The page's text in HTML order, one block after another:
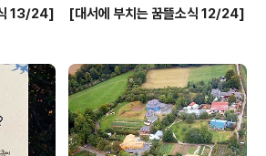
13/24] [대서에 부치는 꿈뜰소식 12/24]